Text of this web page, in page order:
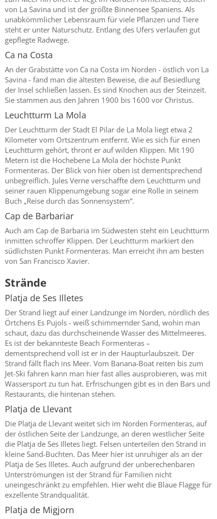
von La Savina und ist der größte Binnensee Spaniens. Als
unabkömmlicher Lebensraum für viele Pflanzen und Tiere
steht er unter Naturschutz. Entlang des Ufers verlaufen gut
gepflegte Radwege.
Ca na Costa
An der Grabstätte von Ca na Costa im Norden - östlich von La
Savina - fand man die ältesten Beweise, die auf Besiedlung
der Insel schließen lassen. Es sind Knochen aus der Steinzeit.
Sie stammen aus den Jahren 1900 bis 1600 vor Christus.
Leuchtturm La Mola
Der Leuchtturm der Stadt El Pilar de La Mola liegt etwa 2
Kilometer vom Ortszentrum entfernt. Wie es sich für einen
Leuchtturm gehört, thront er auf wilden Klippen. Mit 190
Metern ist die Hochebene La Mola der höchste Punkt
Formenteras. Der Blick von hier oben ist dementsprechend
unbegreiflich. Jules Verne verschaffte dem Leuchtturm und
seiner rauen Klippenumgebung sogar eine Rolle in seinem
Buch „Reise durch das Sonnensystem“.
Cap de Barbariar
Auch am Cap de Barbaria im Südwesten steht ein Leuchtturm
inmitten schroffer Klippen. Der Leuchtturm markiert den
südlichsten Punkt Formenteras. Man erreicht ihn am besten
von San Francisco Xavier.
Strände
Platja de Ses Illetes
Der Strand liegt auf einer Landzunge im Norden, nördlich des
Örtchens Es Pujols - weiß schimmernder Sand, wohin man
schaut, dazu das durchscheinende Wasser des Mittelmeeres.
Es ist der bekannteste Beach Formenteras –
dementsprechend voll ist er in der Haupturlaubszeit. Der
Strand fällt flach ins Meer. Vom Banana-Boat reiten bis zum
Jet-Ski fahren kann man hier fast alles ausprobieren, was mit
Wassersport zu tun hat. Erfrischungen gibt es in den Bars und
Restaurants, die hintenan stehen.
Platja de Llevant
Die Platja de Llevant weitet sich im Norden Formenteras, auf
der östlichen Seite der Landzunge, an deren westlicher Seite
die Platja de Ses Illetes liegt. Felsen unterteilen den Strand in
kleine Sand-Buchten. Das Meer hier ist unruhiger als an der
Platja de Ses Illetes. Auch aufgrund der unberechenbaren
Unterströmungen ist der Strand für Familien nicht
uneingeschränkt zu empfehlen. Hier weht die Blaue Flagge für
exzellente Strandqualität.
Platja de Migjorn